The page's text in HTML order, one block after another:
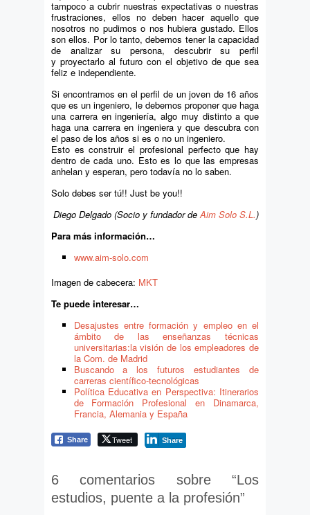
tampoco a cubrir nuestras expectativas o nuestras
frustraciones, ellos no deben hacer aquello que
nosotros no pudimos o nos hubiera gustado. Ellos
son ellos. Por lo tanto, debemos tener la capacidad
de analizar su persona, descubrir su perfil
y proyectarlo al futuro con el objetivo de que sea
feliz e independiente.
Si encontramos en el perfil de un joven de 16 años
que es un ingeniero, le debemos proponer que haga
una carrera en ingeniería, algo muy distinto a que
haga una carrera en ingeniera y que descubra con
el paso de los años si es o no un ingeniero.
Esto es construir el profesional perfecto que hay
dentro de cada uno. Esto es lo que las empresas
anhelan y esperan, pero todavía no lo saben.
Solo debes ser tú!! Just be you!!
Diego Delgado (Socio y fundador deAim Solo S.L.)
Para más información…
www.aim-solo.com
Imagen de cabecera: MKT
Te puede interesar…
Desajustes entre formación y empleo en el
ámbito de las enseñanzas técnicas
universitarias:la visión de los empleadores de
la Com. de Madrid
Buscando a los futuros estudiantes de
carreras científico-tecnológicas
Política Educativa en Perspectiva: Itinerarios
de Formación Profesional en Dinamarca,
Francia, Alemania y España
Share Tweet Share
6 comentarios sobre “Los
estudios, puente a la profesión”